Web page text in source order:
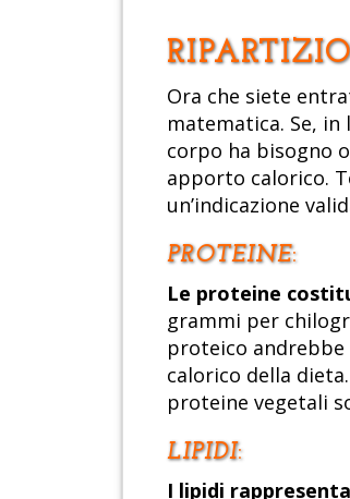
Ora che siete
matematica. Se,
corpo ha bisogno
apporto calorico.
un’indicazione
PROTEINE:
Le proteine
grammi per
proteico
calorico della
proteine vegetali
LIPIDI:
I lipidi